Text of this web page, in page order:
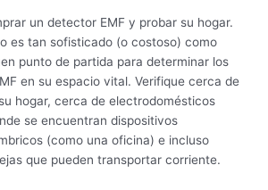
un detector EMF y probar su hogar.
es tan sofisticado (o costoso) como
punto de partida para determinar los
en su espacio vital. Verifique cerca de
hogar, cerca de electrodomésticos
se encuentran dispositivos
(como una oficina) e incluso
que pueden transportar corriente.